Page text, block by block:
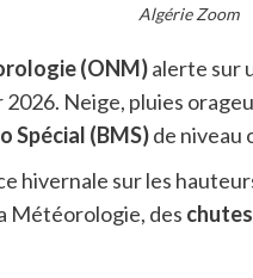
Algérie Zoom
(ONM)alerte sur
Neige, pluies
Spécial (BMS)de niveau
hivernale sur les
Météorologie, des